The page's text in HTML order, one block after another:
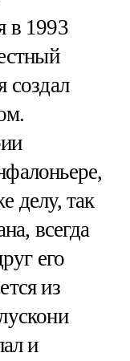
в 1993
создал
делу, так
всегда
его
из
и